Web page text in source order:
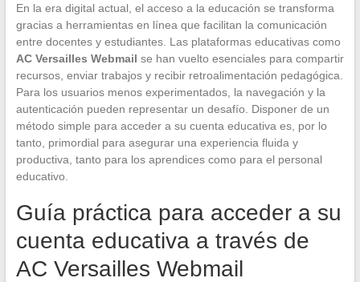
En la era digital actual, el acceso a la educación se transforma
gracias a herramientas en línea que facilitan la comunicación
entre docentes y estudiantes. Las plataformas educativas como
AC Versailles Webmail se han vuelto esenciales para compartir
recursos, enviar trabajos y recibir retroalimentación pedagógica.
Para los usuarios menos experimentados, la navegación y la
autenticación pueden representar un desafío. Disponer de un
método simple para acceder a su cuenta educativa es, por lo
tanto, primordial para asegurar una experiencia fluida y
productiva, tanto para los aprendices como para el personal
educativo.
Guía práctica para acceder a su
cuenta educativa a través de
AC Versailles Webmail